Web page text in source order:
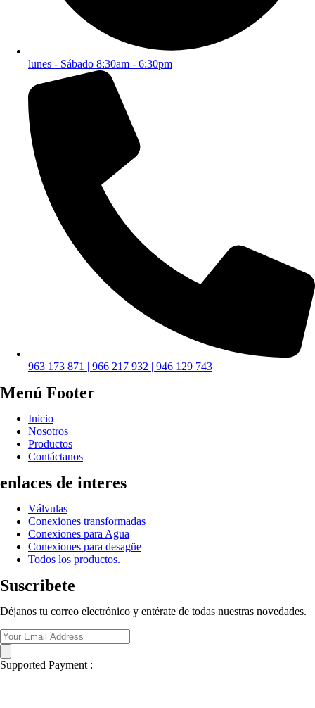
lunes - Sábado 8:30am - 6:30pm
963 173 871 | 966 217 932 | 946 129 743
Menú Footer
Inicio
Nosotros
Productos
Contáctanos
enlaces de interes
Válvulas
Conexiones transformadas
Conexiones para Agua
Conexiones para desagüe
Todos los productos.
Suscribete
Déjanos tu correo electrónico y entérate de todas nuestras novedades.
Supported Payment :